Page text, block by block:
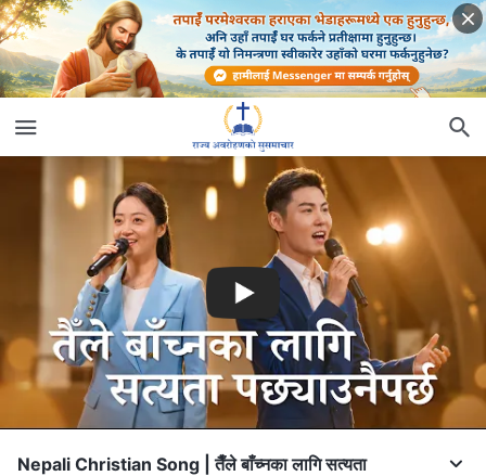
Nepali Christian Song | तैँले बाँच्नका लागि सत्यता